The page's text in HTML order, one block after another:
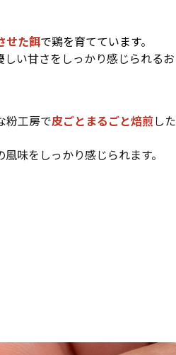
せた餌で鶏を育てています。
い甘さをしっかり感じられるお
粉工房で皮ごとまるごと焙煎した
味をしっかり感じられます。